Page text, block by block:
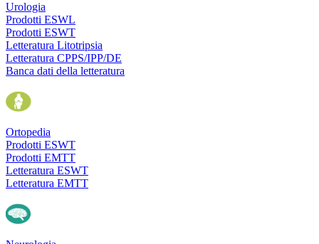
Urologia
Prodotti ESWL
Prodotti ESWT
Letteratura Litotripsia
Letteratura CPPS/IPP/DE
Banca dati della letteratura
Ortopedia
Prodotti ESWT
Prodotti EMTT
Letteratura ESWT
Letteratura EMTT